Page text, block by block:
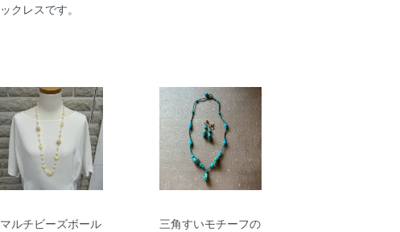
ックレスです。
マルチビーズボール
三角すいモチーフの